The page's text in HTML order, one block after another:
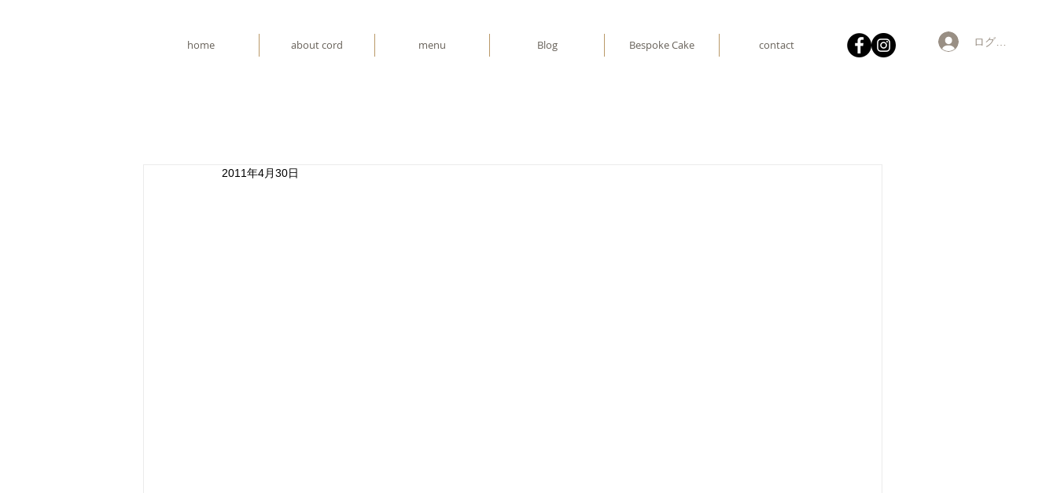
home about cord menu Blog Bespoke Cake contact ログイン
2011年4月30日